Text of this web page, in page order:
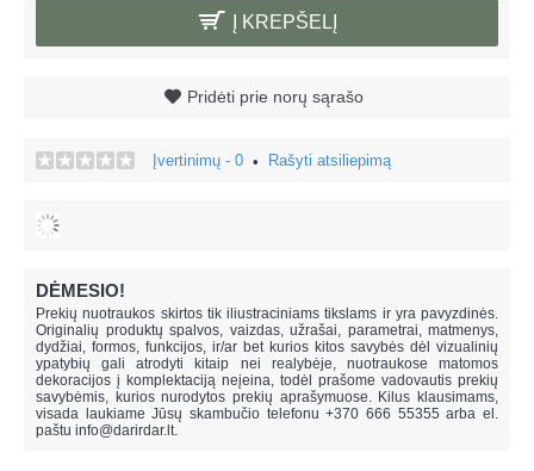
Į KREPŠELĮ
Pridėti prie norų sąrašo
Įvertinimų - 0 • Rašyti atsiliepimą
DĖMESIO!
Prekių nuotraukos skirtos tik iliustraciniams tikslams ir yra pavyzdinės.
Originalių produktų spalvos, vaizdas, užrašai, parametrai, matmenys,
dydžiai, formos, funkcijos, ir/ar bet kurios kitos savybės dėl vizualinių
ypatybių gali atrodyti kitaip nei realybėje, nuotraukose matomos
dekoracijos į komplektaciją neįeina, todėl prašome vadovautis prekių
savybėmis, kurios nurodytos prekių aprašymuose. Kilus klausimams,
visada laukiame Jūsų skambučio telefonu +370 666 55355 arba el.
paštu info@darirdar.lt.